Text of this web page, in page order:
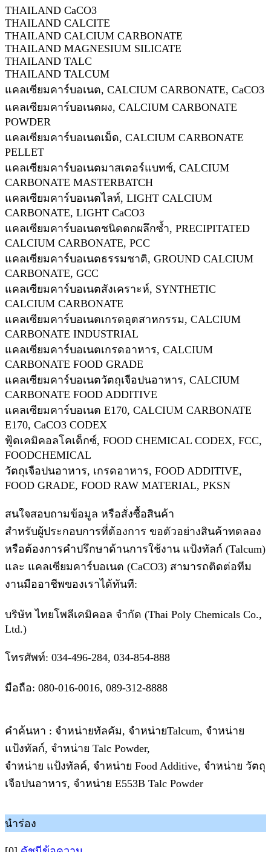
THAILAND CaCO3
THAILAND CALCITE
THAILAND CALCIUM CARBONATE
THAILAND MAGNESIUM SILICATE
THAILAND TALC
THAILAND TALCUM
แคลเซียมคาร์บอเนต, CALCIUM CARBONATE, CaCO3
แคลเซียมคาร์บอเนตผง, CALCIUM CARBONATE
POWDER
แคลเซียมคาร์บอเนตเม็ด, CALCIUM CARBONATE
PELLET
แคลเซียมคาร์บอเนตมาสเตอร์แบทช์, CALCIUM
CARBONATE MASTERBATCH
แคลเซียมคาร์บอเนตไลท์, LIGHT CALCIUM
CARBONATE, LIGHT CaCO3
แคลเซียมคาร์บอเนตชนิดตกผลึกซ้ำ, PRECIPITATED
CALCIUM CARBONATE, PCC
แคลเซียมคาร์บอเนตธรรมชาติ, GROUND CALCIUM
CARBONATE, GCC
แคลเซียมคาร์บอเนตสังเคราะห์, SYNTHETIC
CALCIUM CARBONATE
แคลเซียมคาร์บอเนตเกรดอุตสาหกรรม, CALCIUM
CARBONATE INDUSTRIAL
แคลเซียมคาร์บอเนตเกรดอาหาร, CALCIUM
CARBONATE FOOD GRADE
แคลเซียมคาร์บอเนตวัตถุเจือปนอาหาร, CALCIUM
CARBONATE FOOD ADDITIVE
แคลเซียมคาร์บอเนต E170, CALCIUM CARBONATE
E170, CaCO3 CODEX
ฟู้ดเคมิคอลโคเด็กซ์, FOOD CHEMICAL CODEX, FCC,
FOODCHEMICAL
วัตถุเจือปนอาหาร, เกรดอาหาร, FOOD ADDITIVE,
FOOD GRADE, FOOD RAW MATERIAL, PKSN
สนใจสอบถามข้อมูล หรือสั่งซื้อสินค้า
สำหรับผู้ประกอบการที่ต้องการ ขอตัวอย่างสินค้าทดลอง
หรือต้องการคำปรึกษาด้านการใช้งาน แป้งทัลก์ (Talcum)
และ แคลเซียมคาร์บอเนต (CaCO3) สามารถติดต่อทีม
งานมืออาชีพของเราได้ทันที:
บริษัท ไทยโพลีเคมิคอล จำกัด (Thai Poly Chemicals Co.,
Ltd.)
โทรศัพท์: 034-496-284, 034-854-888
มือถือ: 080-016-0016, 089-312-8888
คำค้นหา : จำหน่ายทัลคัม, จำหน่ายTalcum, จำหน่าย
แป้งทัลก์, จำหน่าย Talc Powder,
จำหน่าย แป้งทัลค์, จำหน่าย Food Additive, จำหน่าย วัตถุ
เจือปนอาหาร, จำหน่าย E553B Talc Powder
นำร่อง